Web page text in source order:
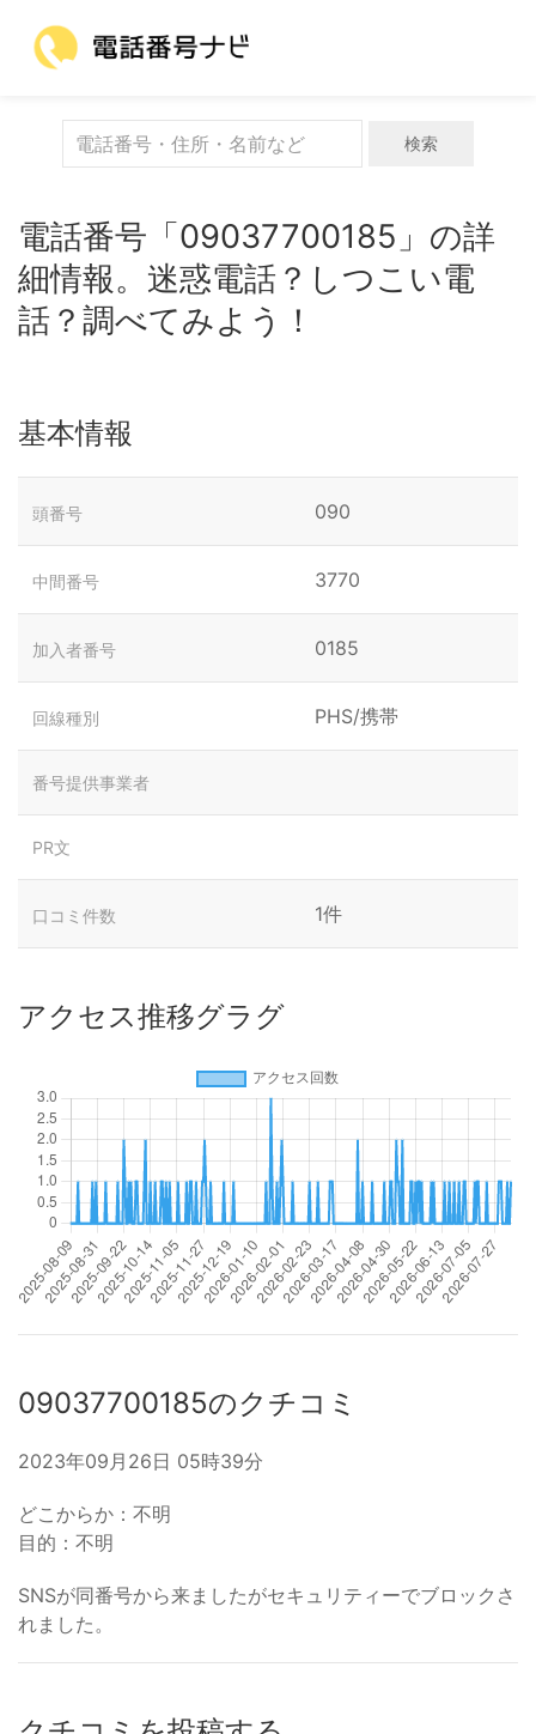
検索
電話番号「09037700185」の詳
細情報。迷惑電話？しつこい電
話？調べてみよう！
基本情報
頭番号 090
中間番号 3770
加入者番号 0185
回線種別 PHS/携帯
番号提供事業者
PR文
口コミ件数 1件
アクセス推移グラグ
09037700185のクチコミ
2023年09月26日 05時39分
どこからか：不明
目的：不明
SNSが同番号から来ましたがセキュリティーでブロックさ
れました。